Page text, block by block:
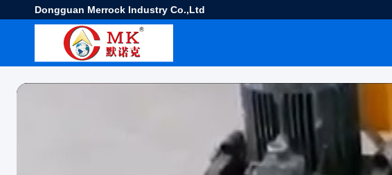
Dongguan Merrock Industry Co.,Ltd